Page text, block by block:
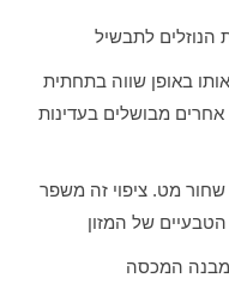
לתבשיל
באופן שווה בתחתית
מבושלים בעדינות
מט. ציפוי זה משפר
של המזון
המכסה